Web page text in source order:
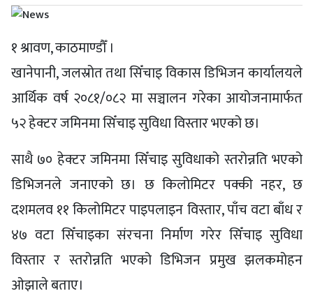
१ श्रावण, काठमाण्डौँ ।
खानेपानी, जलस्रोत तथा सिँचाइ विकास डिभिजन कार्यालयले
आर्थिक वर्ष २०८१/०८२ मा सञ्चालन गरेका आयोजनामार्फत
५२ हेक्टर जमिनमा सिँचाइ सुविधा विस्तार भएको छ।
साथै ७० हेक्टर जमिनमा सिँचाइ सुविधाको स्तरोन्नति भएको
डिभिजनले जनाएको छ। छ किलोमिटर पक्की नहर, छ
दशमलव ११ किलोमिटर पाइपलाइन विस्तार, पाँच वटा बाँध र
४७ वटा सिँचाइका संरचना निर्माण गरेर सिँचाइ सुविधा
विस्तार र स्तरोन्नति भएको डिभिजन प्रमुख झलकमोहन
ओझाले बताए।